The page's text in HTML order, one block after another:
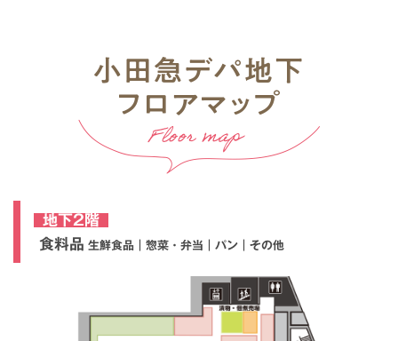
地下2階
食料品 生鮮食品｜惣菜・弁当｜パン｜その他